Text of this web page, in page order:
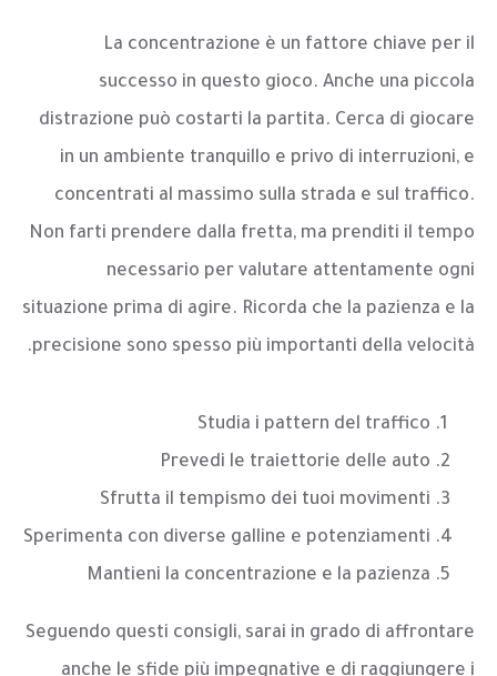
La concentrazione è un fattore chiave per il
successo in questo gioco. Anche una piccola
distrazione può costarti la partita. Cerca di giocare
in un ambiente tranquillo e privo di interruzioni, e
concentrati al massimo sulla strada e sul traffico.
Non farti prendere dalla fretta, ma prenditi il tempo
necessario per valutare attentamente ogni
situazione prima di agire. Ricorda che la pazienza e la
precisione sono spesso più importanti della velocità.
Studia i pattern del traffico
Prevedi le traiettorie delle auto
Sfrutta il tempismo dei tuoi movimenti
Sperimenta con diverse galline e potenziamenti
Mantieni la concentrazione e la pazienza
Seguendo questi consigli, sarai in grado di affrontare
anche le sfide più impegnative e di raggiungere i